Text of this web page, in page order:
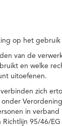
op het
van de
en welke
uitoefenen.
zich
in
95/46/EG